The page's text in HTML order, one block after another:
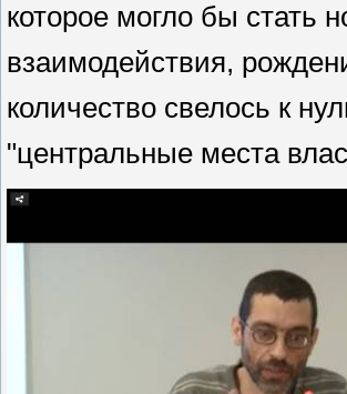
которое могло бы стать
взаимодействия,
количество свелось к
"центральные места